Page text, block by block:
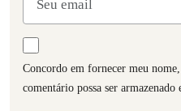
Concordo em fornecer meu
comentário possa ser